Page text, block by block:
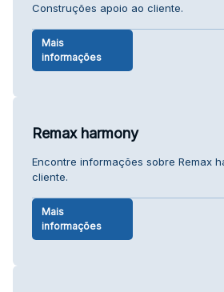
Construções apoio ao cliente.
Mais
informações
Remax harmony
Encontre informações sobre Remax
cliente.
Mais
informações